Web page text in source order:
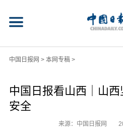
中国日报网 > 本网专稿>
中国日报看山西｜山
安全
来源：中国日报网